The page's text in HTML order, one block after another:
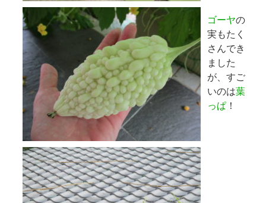
ゴーヤの
実もたく
さんでき
ました
が、すご
いのは葉
っぱ ！